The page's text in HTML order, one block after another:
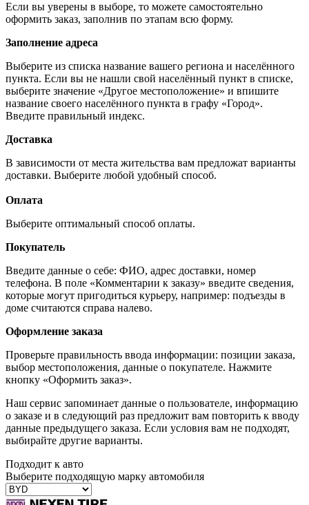
Если вы уверены в выборе, то можете самостоятельно
оформить заказ, заполнив по этапам всю форму.
Заполнение адреса
Выберите из списка название вашего региона и населённого
пункта. Если вы не нашли свой населённый пункт в списке,
выберите значение «Другое местоположение» и впишите
название своего населённого пункта в графу «Город».
Введите правильный индекс.
Доставка
В зависимости от места жительства вам предложат варианты
доставки. Выберите любой удобный способ.
Оплата
Выберите оптимальный способ оплаты.
Покупатель
Введите данные о себе: ФИО, адрес доставки, номер
телефона. В поле «Комментарии к заказу» введите сведения,
которые могут пригодиться курьеру, например: подъезды в
доме считаются справа налево.
Оформление заказа
Проверьте правильность ввода информации: позиции заказа,
выбор местоположения, данные о покупателе. Нажмите
кнопку «Оформить заказ».
Наш сервис запоминает данные о пользователе, информацию
о заказе и в следующий раз предложит вам повторить к вводу
данные предыдущего заказа. Если условия вам не подходят,
выбирайте другие варианты.
Подходит к авто
Выберите подходящую марку автомобиля